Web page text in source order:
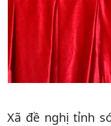
Xã đề nghị tỉnh